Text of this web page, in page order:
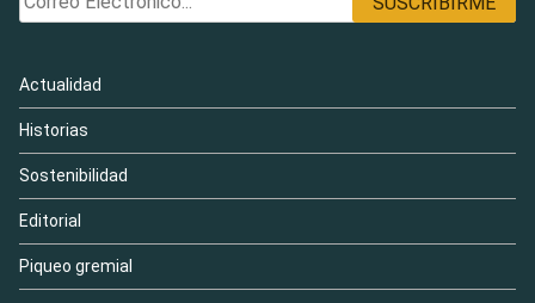
Actualidad
Historias
Sostenibilidad
Editorial
Piqueo gremial